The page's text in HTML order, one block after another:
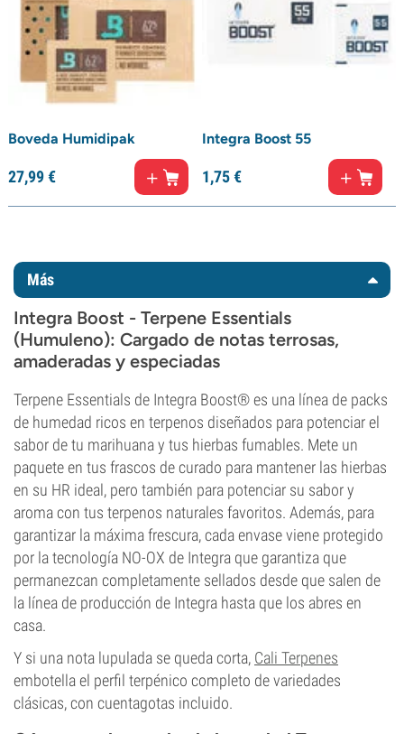
Boveda Humidipak
27,99€
Integra Boost 55
1,75€
Más
Integra Boost - Terpene Essentials
(Humuleno): Cargado de notas terrosas,
amaderadas y especiadas
Terpene Essentials de Integra Boost® es una línea de packs
de humedad ricos en terpenos diseñados para potenciar el
sabor de tu marihuana y tus hierbas fumables. Mete un
paquete en tus frascos de curado para mantener las hierbas
en su HR ideal, pero también para potenciar su sabor y
aroma con tus terpenos naturales favoritos. Además, para
garantizar la máxima frescura, cada envase viene protegido
por la tecnología NO-OX de Integra que garantiza que
permanezcan completamente sellados desde que salen de
la línea de producción de Integra hasta que los abres en
casa.
Y si una nota lupulada se queda corta, Cali Terpenes
embotella el perfil terpénico completo de variedades
clásicas, con cuentagotas incluido.